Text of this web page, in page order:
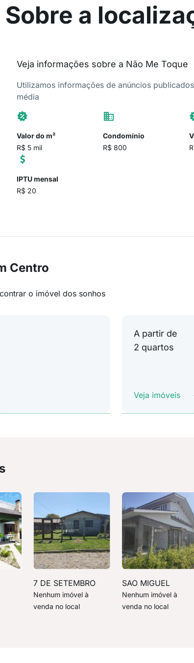
Sobre a
Veja informações sobre a Não Me Toque
Utilizamos informações de anúncios
média
Valor do m²
R$ 5 mil
Condomínio
R$ 800
IPTU mensal
R$ 20
Centro
o imóvel dos sonhos
A partir de
2 quartos
Veja imóveis
7 DE SETEMBRO
Nenhum imóvel à
venda no local
SAO MIGUEL
Nenhum imóvel à
venda no local